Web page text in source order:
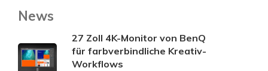
News
27 Zoll 4K-Monitor von BenQ
für farbverbindliche Kreativ-
Workflows